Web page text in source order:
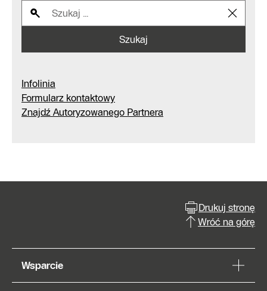
Szukaj
Infolinia
Formularz kontaktowy
Znajdź Autoryzowanego Partnera
Drukuj stronę
Wróć na górę
Wsparcie